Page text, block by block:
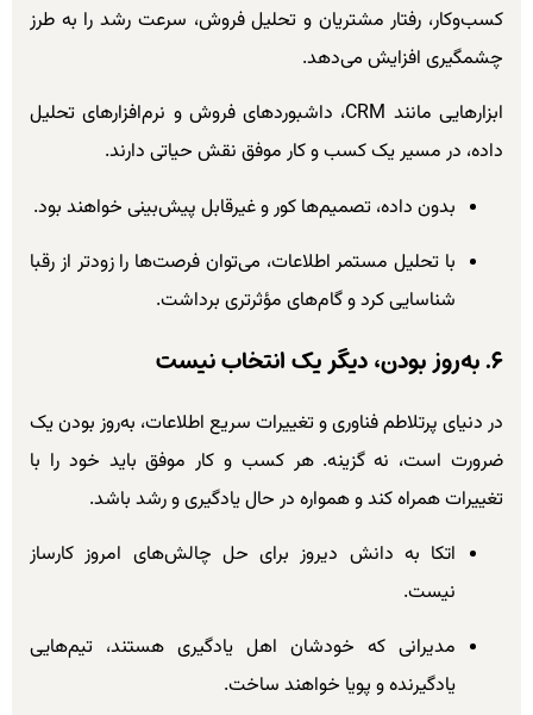
کسب‌وکار، رفتار مشتریان و تحلیل فروش، سرعت رشد را به طرز
چشمگیری افزایش می‌دهد.
ابزارهایی مانند CRM، داشبوردهای فروش و نرم‌افزارهای تحلیل
داده، در مسیر یک کسب و کار موفق نقش حیاتی دارند.
بدون داده، تصمیم‌ها کور و غیرقابل پیش‌بینی خواهند بود.
با تحلیل مستمر اطلاعات، می‌توان فرصت‌ها را زودتر از رقبا
شناسایی کرد و گام‌های مؤثرتری برداشت.
۶. به‌روز بودن، دیگر یک انتخاب نیست
در دنیای پرتلاطم فناوری و تغییرات سریع اطلاعات، به‌روز بودن یک
ضرورت است، نه گزینه. هر کسب و کار موفق باید خود را با
تغییرات همراه کند و همواره در حال یادگیری و رشد باشد.
اتکا به دانش دیروز برای حل چالش‌های امروز کارساز
نیست.
مدیرانی که خودشان اهل یادگیری هستند، تیم‌هایی
یادگیرنده و پویا خواهند ساخت.